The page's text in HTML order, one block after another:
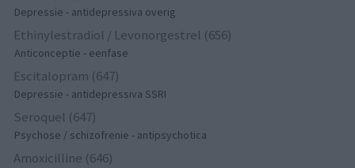
Depressie - antidepressiva overig
Ethinylestradiol / Levonorgestrel (656)
Anticonceptie - eenfase
Escitalopram (647)
Depressie - antidepressiva SSRI
Seroquel (647)
Psychose / schizofrenie - antipsychotica
Amoxicilline (646)